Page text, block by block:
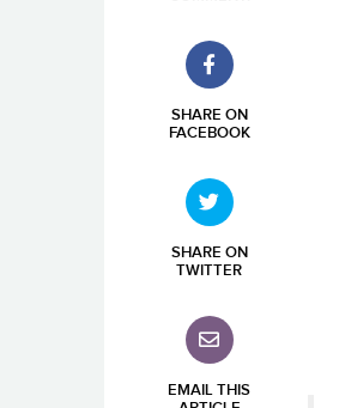
SHARE ON
FACEBOOK
SHARE ON
TWITTER
EMAIL THIS